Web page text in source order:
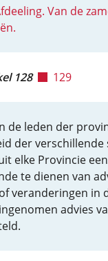
Van de
128 129
de leden der
der
elke Provincie
te dienen van
veranderingen in
advies